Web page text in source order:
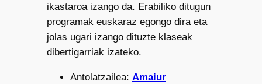
ikastaroa izango da. Erabiliko ditugun
programak euskaraz egongo dira eta
jolas ugari izango dituzte klaseak
dibertigarriak izateko.
Antolatzailea: Amaiur